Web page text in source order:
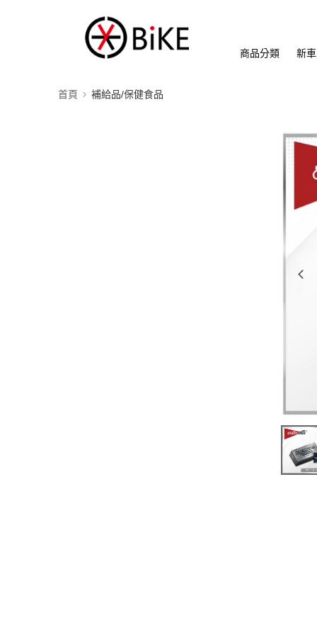
商品分類 新
首頁 補給品/保健食品